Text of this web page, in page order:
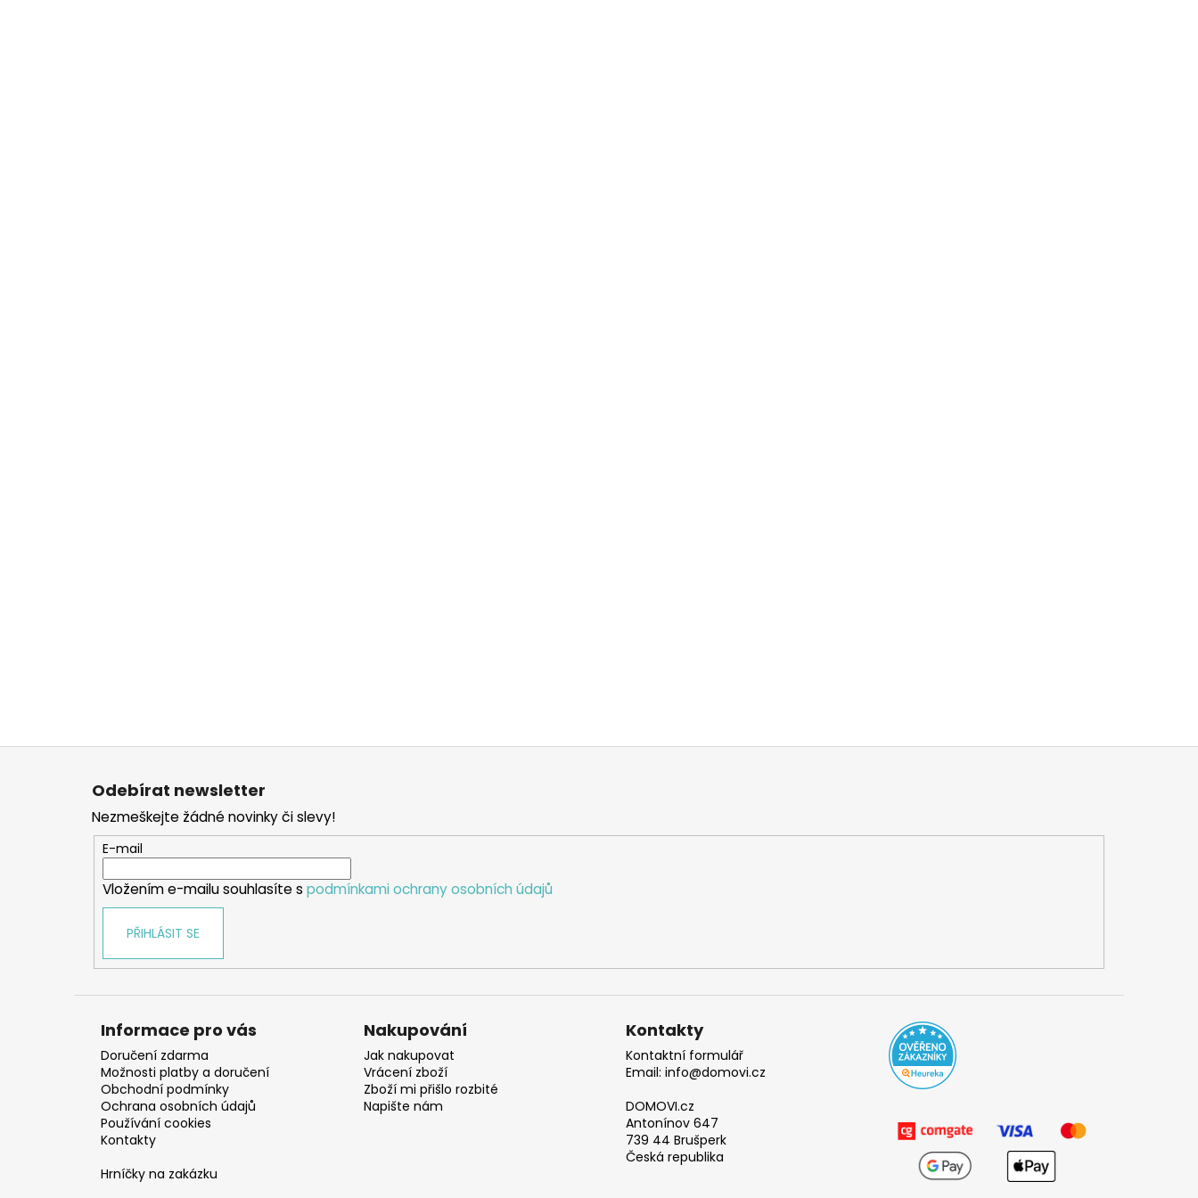
Z
Odebírat newsletter
Nezmeškejte žádné novinky či slevy!
E-mail
Vložením e-mailu souhlasíte s podmínkami ochrany osobních údajů
PŘIHLÁSIT SE
Informace pro vás
Doručení zdarma
Možnosti platby a doručení
Obchodní podmínky
Ochrana osobních údajů
Používání cookies
Kontakty
Hrníčky na zakázku
Nakupování
Jak nakupovat
Vrácení zboží
Zboží mi přišlo rozbité
Napište nám
Kontakty
Kontaktní formulář
Email: info@domovi.cz
DOMOVI.cz
Antonínov 647
739 44 Brušperk
Česká republika